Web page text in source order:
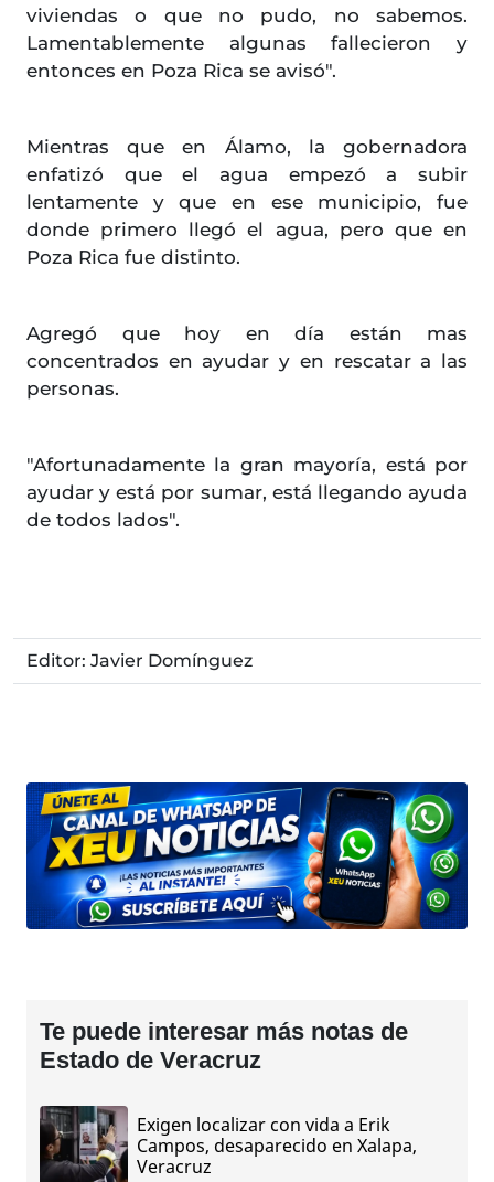
viviendas o que no pudo, no sabemos.
Lamentablemente algunas fallecieron y
entonces en Poza Rica se avisó".
Mientras que en Álamo, la gobernadora
enfatizó que el agua empezó a subir
lentamente y que en ese municipio, fue
donde primero llegó el agua, pero que en
Poza Rica fue distinto.
Agregó que hoy en día están mas
concentrados en ayudar y en rescatar a las
personas.
"Afortunadamente la gran mayoría, está por
ayudar y está por sumar, está llegando ayuda
de todos lados".
Editor: Javier Domínguez
Te puede interesar más notas de
Estado de Veracruz
Exigen localizar con vida a Erik
Campos, desaparecido en Xalapa,
Veracruz